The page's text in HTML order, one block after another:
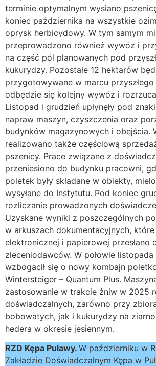
terminie optymalnym wysiano
koniec października na wszystkie
oprysk herbicydowy. W tym samym
przeprowadzono również wywóz i
na część pól planowanych pod
kukurydzy. Pozostałe 12 hektarów
przygotowywane w marcu
odbędzie się kolejny wywóz i
Listopad i grudzień upłynęły pod
napraw maszyn, czyszczenia oraz
budynków magazynowych i obejścia.
realizowano także częściową
pszenicy. Prace związane z
przeniesiono do budynku pracowni,
poletek były składane w obiekty,
wysyłane do Instytutu. Pod koniec
rozliczanie prowadzonych
Uzyskane wyniki z poszczególnych
w arkuszach dokumentacyjnych,
elektronicznej i papierowej przesłano
zleceniodawców. W połowie listopada
wzbogacił się o nowy kombajn
Wintersteiger – Quantum Plus.
zastosowanie w trakcie żniw w 2025
doświadczalnych, zarówno przy
bobowatych, jak i kukurydzy na
hedera w okresie jesiennym.
RZD Kępa Puławy. W październiku w
Zakładzie Doświadczalnym Kępa w